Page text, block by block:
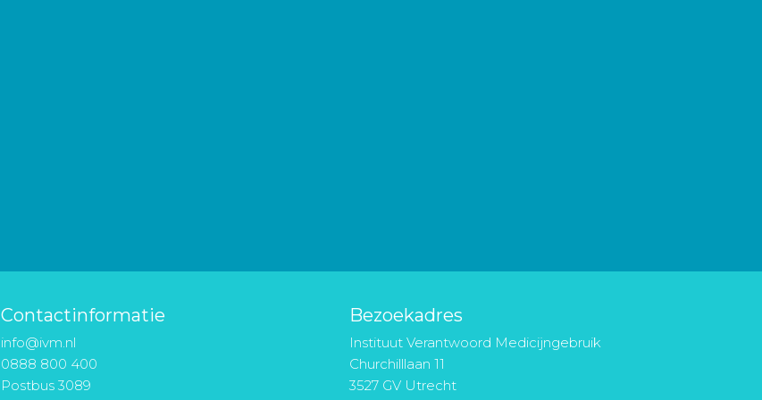
Contactinformatie
info@ivm.nl
0888 800 400
Postbus 3089
Bezoekadres
Instituut Verantwoord Medicijngebruik
Churchilllaan 11
3527 GV Utrecht